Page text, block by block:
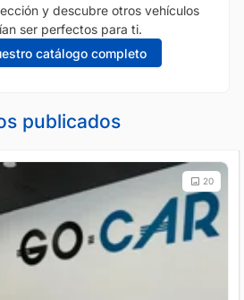
y descubre otros vehículos
ser perfectos para ti.
catálogo completo
publicados
20